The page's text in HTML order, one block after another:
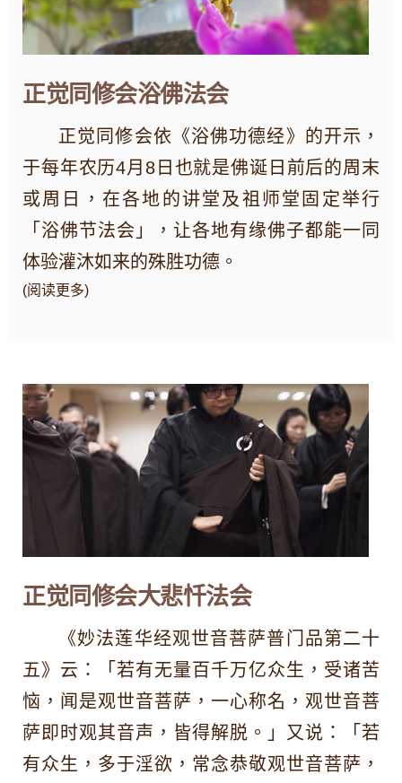
正觉同修会浴佛法会
正觉同修会依《浴佛功德经》的开示，
于每年农历4月8日也就是佛诞日前后的周末
或周日，在各地的讲堂及祖师堂固定举行
「浴佛节法会」，让各地有缘佛子都能一同
体验灌沐如来的殊胜功德。
(阅读更多)
正觉同修会大悲忏法会
《妙法莲华经观世音菩萨普门品第二十
五》云：「若有无量百千万亿众生，受诸苦
恼，闻是观世音菩萨，一心称名，观世音菩
萨即时观其音声，皆得解脱。」又说：「若
有众生，多于淫欲，常念恭敬观世音菩萨，